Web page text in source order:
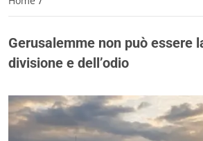
Gerusalemme non può essere
divisione e dell’odio